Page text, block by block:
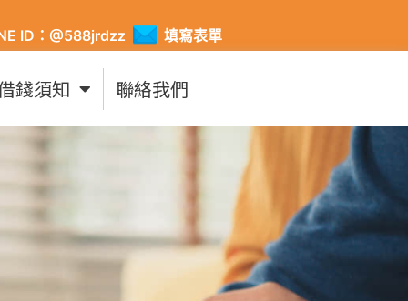
ID：@588jrdzz 填寫表單
錢須知 聯絡我們